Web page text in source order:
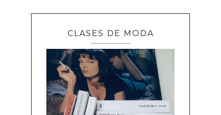
CLASES DE MODA